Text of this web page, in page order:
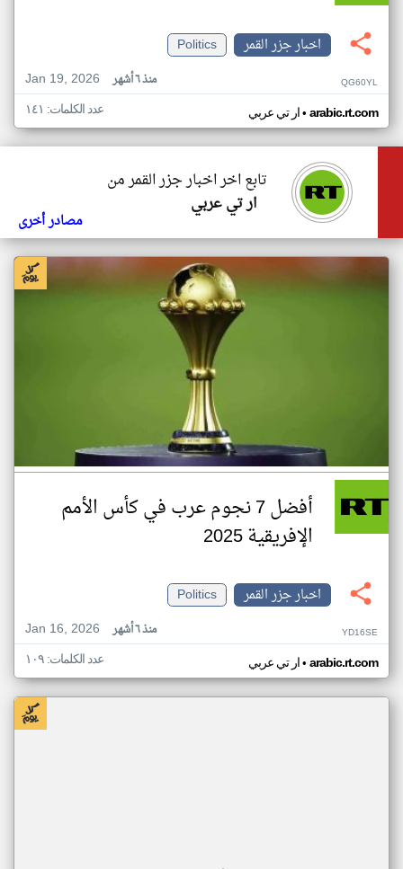
اخبار جزر القمر
Politics
Jan 19, 2026
منذ ٦ أشهر QG60YL
ار تي عربي• arabic.rt.com عدد الكلمات: ١٤١
تابع اخر اخبار جزر القمر من
ار تي عربي
مصادر أخرى
أفضل 7 نجوم عرب في كأس الأمم
الإفريقية 2025
اخبار جزر القمر
Politics
Jan 16, 2026
منذ ٦ أشهر YD16SE
ار تي عربي• arabic.rt.com عدد الكلمات: ١٠٩